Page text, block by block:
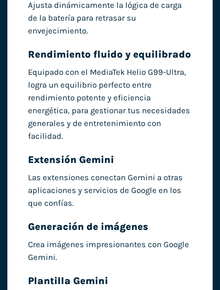
Ajusta dinámicamente la lógica de carga
de la batería para retrasar su
envejecimiento.
Rendimiento fluido y equilibrado
Equipado con el MediaTek Helio G99-Ultra,
logra un equilibrio perfecto entre
rendimiento potente y eficiencia
energética, para gestionar tus necesidades
generales y de entretenimiento con
facilidad.
Extensión Gemini
Las extensiones conectan Gemini a otras
aplicaciones y servicios de Google en los
que confías.
Generación de imágenes
Crea imágenes impresionantes con Google
Gemini.
Plantilla Gemini